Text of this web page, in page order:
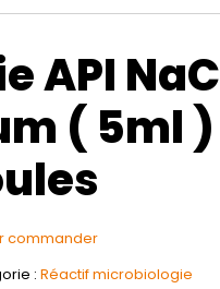
API
( 5ml )
commander
: Réactif microbiologie